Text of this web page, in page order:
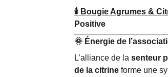
🕯️ Bougie Agrumes &
Positive
🌞 Énergie de
L’alliance de la senteur
de la citrine forme une